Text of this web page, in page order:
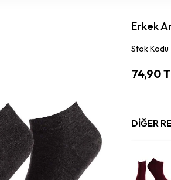
Erkek
Stok Kodu
74,90
DIĞER